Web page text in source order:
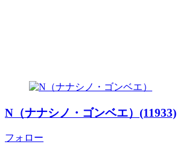
N（ナナシノ・ゴンベエ）(11933)
フォロー